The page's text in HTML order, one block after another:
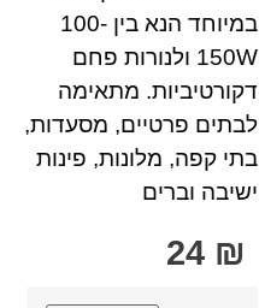
במיוחד הנא בין 100-
150W ולנורות פחם
דקורטיביות. מתאימה
לבתים פרטיים, מסעדות,
בתי קפה, מלונות, פינות
ישיבה וברים
24 ₪